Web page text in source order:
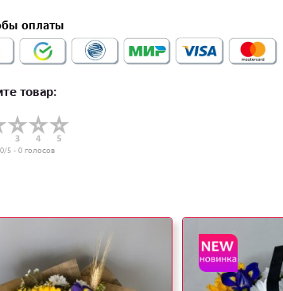
оплаты
товар:
0/5 - 0 голосов